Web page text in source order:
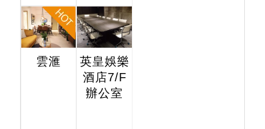
雲滙
英皇娛樂
酒店7/F
辦公室